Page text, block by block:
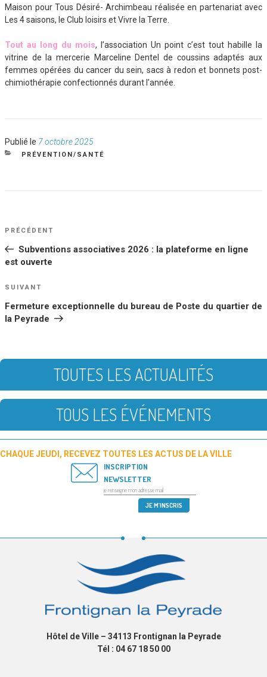
Maison pour Tous Désiré- Archimbeau réalisée en partenariat avec
Les 4 saisons, le Club loisirs et Vivre la Terre.
Tout au long du mois, l’association Un point c’est tout habille la
vitrine de la mercerie Marceline Dentel de coussins adaptés aux
femmes opérées du cancer du sein, sacs à redon et bonnets post-
chimiothérapie confectionnés durant l’année.
Publié le Publié
le
7 octobre 2025
CATÉGORIES
PRÉVENTION/SANTÉ
NAVIGATION
DE
L’ARTICLE
Article
PRÉCÉDENT
Subventions associatives 2026 : la plateforme en ligne
est ouverte
Article
SUIVANT
Fermeture exceptionnelle du bureau de Poste du quartier de
la Peyrade
TOUTES LES ACTUALITÉS
TOUS LES ÉVÉNEMENTS
CHAQUE JEUDI, RECEVEZ TOUTES LES ACTUS DE LA VILLE
INSCRIPTION
NEWSLETTER
Hôtel de Ville – 34113 Frontignan la Peyrade
Tél : 04 67 18 50 00